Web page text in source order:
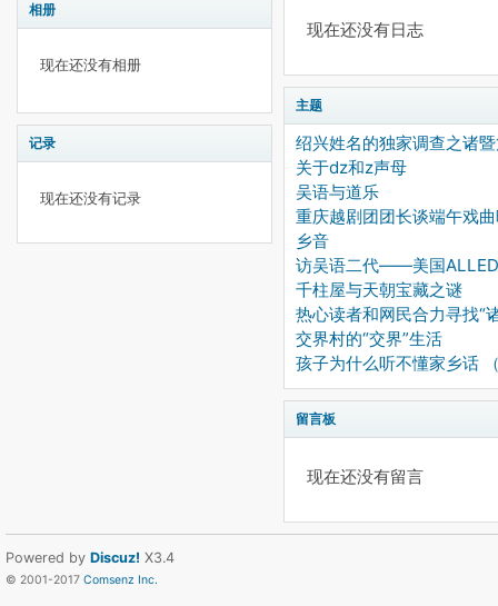
相册
现在还没有相册
记录
现在还没有记录
现在还没有日志
主题
绍兴姓名的独家调查之诸
关于dz和z声母
吴语与道乐
重庆越剧团团长谈端午戏
乡音
访吴语二代——美国
千柱屋与天朝宝藏之谜
热心读者和网民合力寻找“
交界村的“交界”生活
孩子为什么听不懂家乡话
留言板
现在还没有留言
Powered by Discuz! X3.4
© 2001-2017 Comsenz Inc.